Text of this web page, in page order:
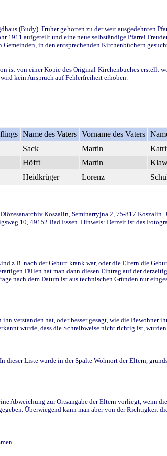
(Budy). Früher gehörten zu der weit ausgedehnten
1911 aufgeteilt und eine neue selbständige Pfarrei
in den entsprechenden Kirchenbüchern
ist von einer Kopie des Original-Kirchenbuches erstellt
kein Anspruch auf Fehlerfreiheit erhoben.
Name des Vaters Vorname des Vaters
Sack Martin
Höfft Martin
Heidkrüger Lorenz
Koszalin, Seminarryjna 2, 75-817 Koszalin.
10, 49152 Bad Essen. Hinweis: Derzeit ist das
z.B. nach der Geburt krank war, oder die Eltern die
Fällen hat man dann diesen Eintrag auf der
nach dem Datum ist aus technischen Gründen nur
verstanden hat, oder besser gesagt, wie die Bewohner
wurde, dass die Schreibweise nicht richtig ist,
Liste wurde in der Spalte Wohnort der Eltern,
Abweichung zur Ortsangabe der Eltern vorliegt, wenn
Überwiegend kann man aber von der Richtigkeit